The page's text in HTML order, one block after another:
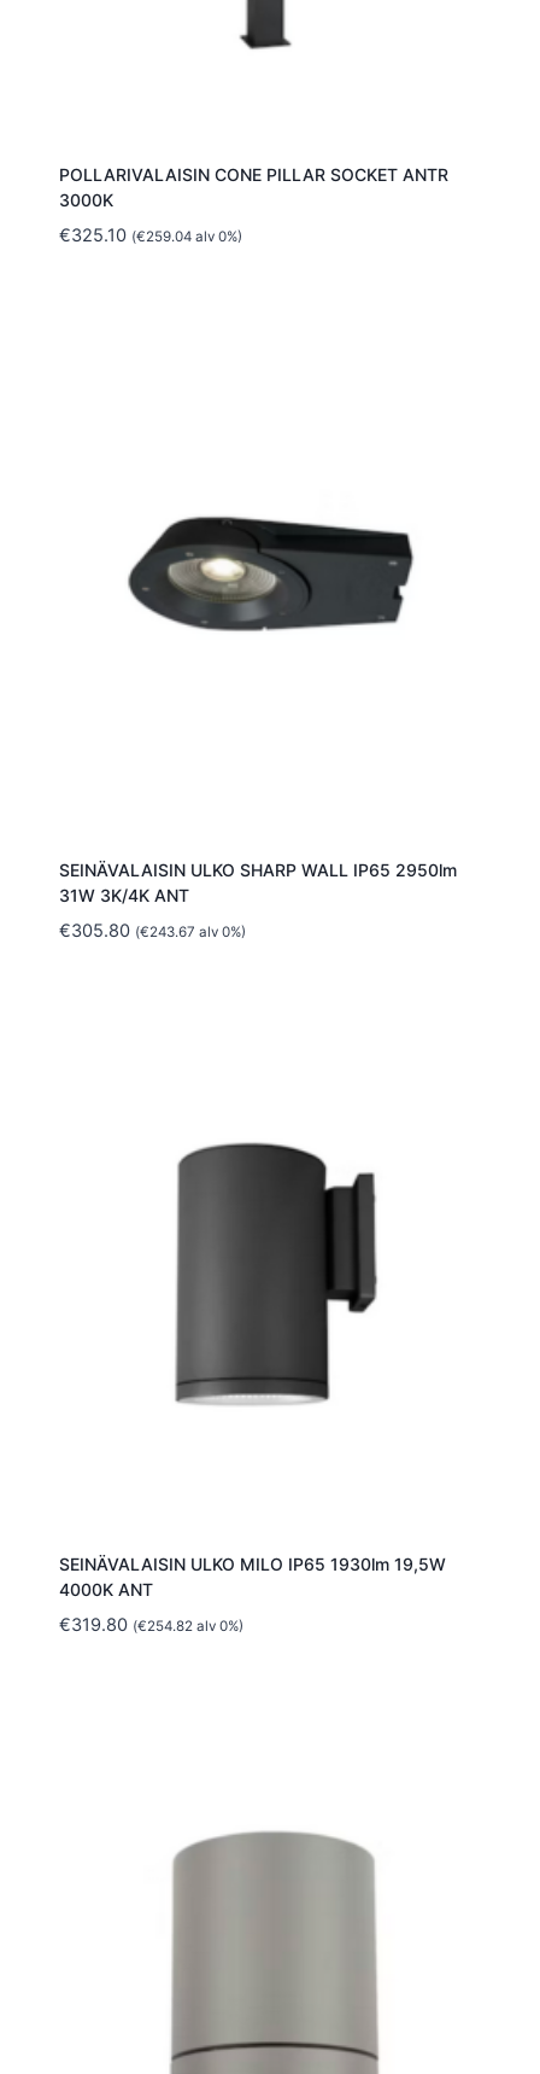
POLLARIVALAISIN CONE PILLAR SOCKET ANTR
3000K
€325.10 (€259.04alv 0%)
SEINÄVALAISIN ULKO SHARP WALL IP65 2950lm
31W 3K/4K ANT
€305.80 (€243.67 alv 0%)
SEINÄVALAISIN ULKO MILO IP65 1930lm 19,5W
4000K ANT
€319.80 (€254.82alv 0%)